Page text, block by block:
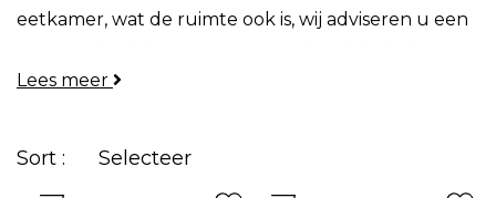
eetkamer, wat de ruimte ook is, wij adviseren u een
Wist u dat Kare meubelen erg populair zijn in de
Lees meer
Sort : Selecteer